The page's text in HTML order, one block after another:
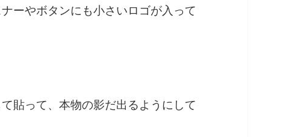
ーやボタンにも小さいロゴが入って
貼って、本物の影だ出るようにして